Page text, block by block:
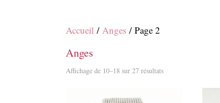
Accueil / Anges / Page 2
Anges
Affichage de 10–18 sur 27 résultats